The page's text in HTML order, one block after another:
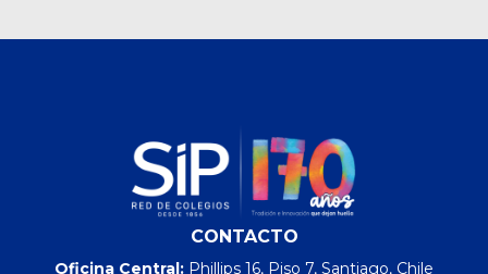
CONTACTO
Oficina Central: Phillips 16, Piso 7, Santiago, Chile